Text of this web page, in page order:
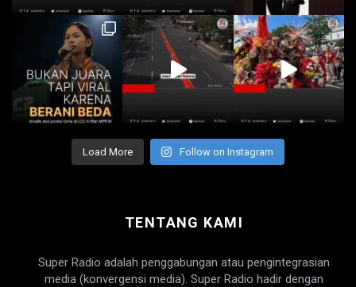
Load More Follow on Instagram
TENTANG KAMI
Super Radio adalah penggabungan atau pengintegrasian
media (konvergensi media). Super Radio hadir dengan